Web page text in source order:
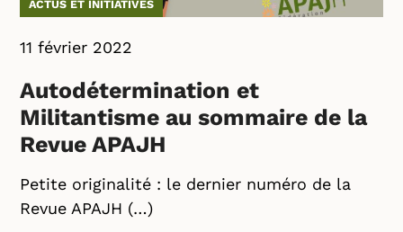
ACTUS ET INITIATIVES
11 février 2022
Autodétermination et
Militantisme au sommaire de la
Revue APAJH
Petite originalité : le dernier numéro de la
Revue APAJH (…)